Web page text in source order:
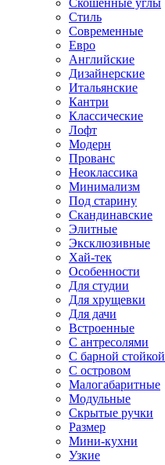
Скошенные углы
Стиль
Современные
Евро
Английские
Дизайнерские
Итальянские
Кантри
Классические
Лофт
Модерн
Прованс
Неоклассика
Минимализм
Под старину
Скандинавские
Элитные
Эксклюзивные
Хай-тек
Особенности
Для студии
Для хрущевки
Для дачи
Встроенные
С антресолями
С барной стойкой
С островом
Малогабаритные
Модульные
Скрытые ручки
Размер
Мини-кухни
Узкие